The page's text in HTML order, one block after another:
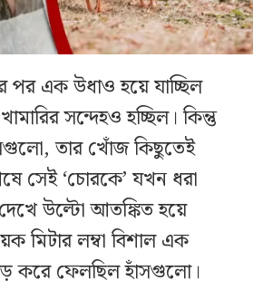
পর এক উধাও হয়ে যাচ্ছিল
সন্দেহও হচ্ছিল। কিন্তু
তার খোঁজ কিছুতেই
সেই ‘চোরকে’ যখন ধরা
উল্টো আতঙ্কিত হয়ে
মিটার লম্বা বিশাল এক
করে ফেলছিল হাঁসগুলো।